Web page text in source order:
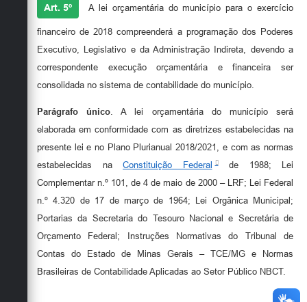
Art. 5º A lei orçamentária do município para o exercício
financeiro de 2018 compreenderá a programação dos Poderes
Executivo, Legislativo e da Administração Indireta, devendo a
correspondente execução orçamentária e financeira ser
consolidada no sistema de contabilidade do município.
Parágrafo único . A lei orçamentária do município será
elaborada em conformidade com as diretrizes estabelecidas na
presente lei e no Plano Plurianual 2018/2021, e com as normas
estabelecidas na Constituição Federal
de 1988; Lei
Complementar n.º 101, de 4 de maio de 2000 – LRF; Lei Federal
n.º 4.320 de 17 de março de 1964; Lei Orgânica Municipal;
Portarias da Secretaria do Tesouro Nacional e Secretária de
Orçamento Federal; Instruções Normativas do Tribunal de
Contas do Estado de Minas Gerais – TCE/MG e Normas
Brasileiras de Contabilidade Aplicadas ao Setor Público NBCT.